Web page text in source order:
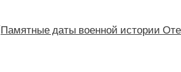
Памятные даты военной истории